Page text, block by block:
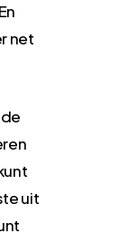
net
uit